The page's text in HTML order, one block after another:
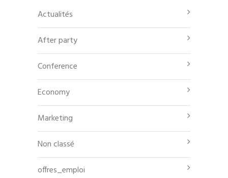
Actualités
After party
Conference
Economy
Marketing
Non classé
offres_emploi